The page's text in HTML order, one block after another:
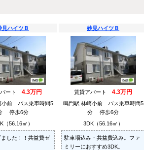
見ハイツＢ
パート 4.3万円
小前 バス乗車時間5
停歩6分
（56.16㎡）
した！！共益費ゼ
妙見ハイツＢ
賃貸アパート 4.3万円
鳴門駅 林崎小前 バス乗車時間5
分 停歩6分
3DK（56.16㎡）
駐車場込み・共益費込み。ファ
ミリーにおすすめ3DK。